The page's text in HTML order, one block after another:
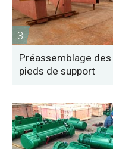
3
Préassemblage des
pieds de support